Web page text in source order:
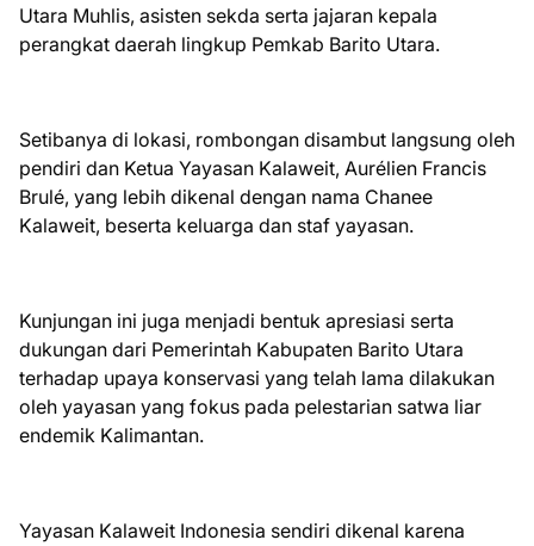
Utara Muhlis, asisten sekda serta jajaran kepala
perangkat daerah lingkup Pemkab Barito Utara.
Setibanya di lokasi, rombongan disambut langsung oleh
pendiri dan Ketua Yayasan Kalaweit, Aurélien Francis
Brulé, yang lebih dikenal dengan nama Chanee
Kalaweit, beserta keluarga dan staf yayasan.
Kunjungan ini juga menjadi bentuk apresiasi serta
dukungan dari Pemerintah Kabupaten Barito Utara
terhadap upaya konservasi yang telah lama dilakukan
oleh yayasan yang fokus pada pelestarian satwa liar
endemik Kalimantan.
Yayasan Kalaweit Indonesia sendiri dikenal karena